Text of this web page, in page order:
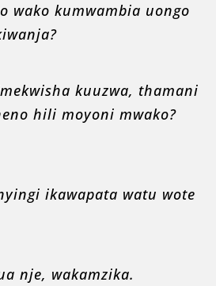
wako kumwambia uongo
kuuzwa, thamani
hili moyoni mwako?
ikawapata watu wote
nje, wakamzika.